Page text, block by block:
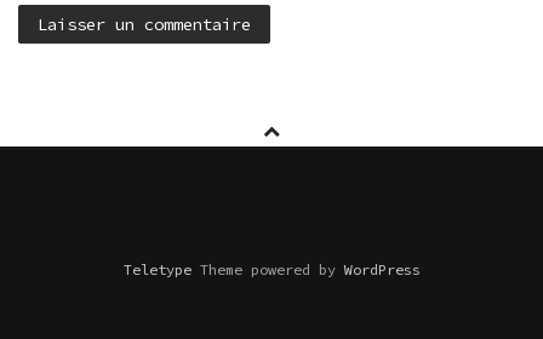
TeletypeTheme powered byWordPress